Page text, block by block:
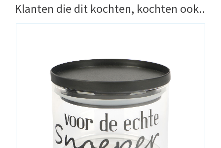
Klanten die dit kochten, kochten ook..